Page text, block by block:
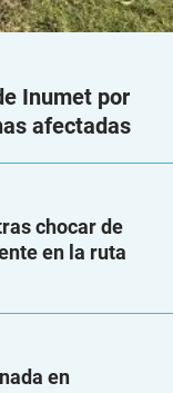
Inumet por
afectadas
chocar de
en la ruta
en